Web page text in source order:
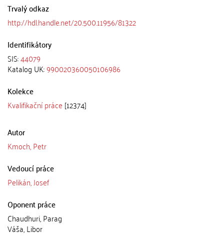
Trvalý odkaz
http://hdl.handle.net/20.500.11956/81322
Identifikátory
SIS:44079
Katalog UK:990020360050106986
Kolekce
Kvalifikační práce [12374]
Autor
Kmoch, Petr
Vedoucí práce
Pelikán, Josef
Oponent práce
Chaudhuri, Parag
Váša, Libor